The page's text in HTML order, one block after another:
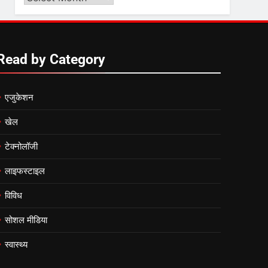
by
by Category
एजुकेशन
खेल
टेक्नोलॉजी
लाइफस्टाइल
विविध
सोशल मीडिया
स्वास्थ्य